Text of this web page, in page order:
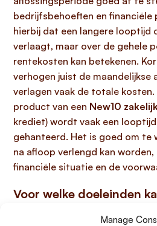
Manage
bedrijfsbehoeften en financiële
hierbij dat een langere looptijd
verlaagt, maar over de gehele
rentekosten kan betekenen.
verhogen juist de maandelijkse
verlagen vaak de totale
product van een New10
krediet) wordt vaak een looptijd
gehanteerd. Het is goed om
na afloop verlengd kan worden,
financiële situatie en de
Voor welke doeleinden